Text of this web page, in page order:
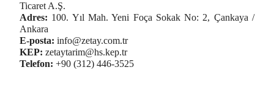
Ticaret A.Ş.
Adres: 100. Yıl Mah. Yeni Foça Sokak No: 2, Çankaya /
Ankara
E-posta: info@zetay.com.tr
KEP: zetaytarim@hs.kep.tr
Telefon: +90 (312) 446-3525